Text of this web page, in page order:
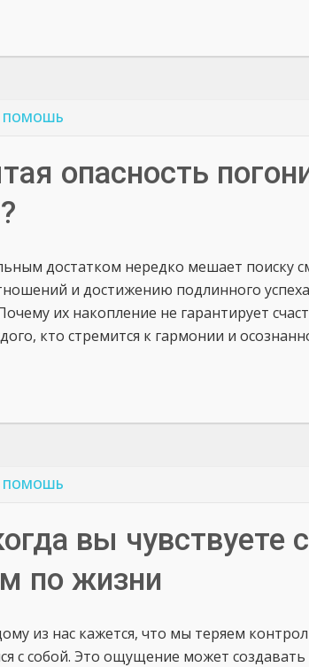
ПОМОШЬ
опасность
достатком нередко мешает поиску
и достижению подлинного
их накопление не гарантирует
кто стремится к гармонии и
ПОМОШЬ
вы чувствуете
по жизни
из нас кажется, что мы теряем
с собой. Это ощущение может